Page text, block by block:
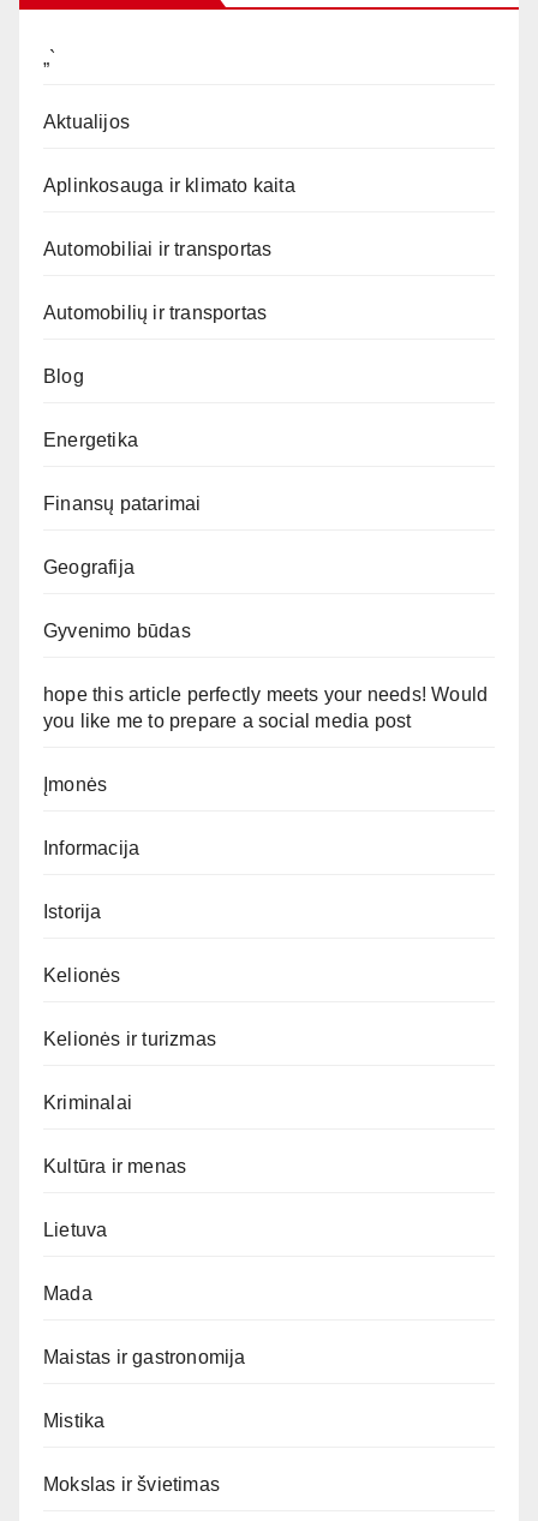
„`
Aktualijos
Aplinkosauga ir klimato kaita
Automobiliai ir transportas
Automobilių ir transportas
Blog
Energetika
Finansų patarimai
Geografija
Gyvenimo būdas
hope this article perfectly meets your needs! Would
you like me to prepare a social media post
Įmonės
Informacija
Istorija
Kelionės
Kelionės ir turizmas
Kriminalai
Kultūra ir menas
Lietuva
Mada
Maistas ir gastronomija
Mistika
Mokslas ir švietimas